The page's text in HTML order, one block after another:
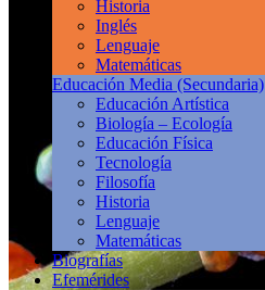
Historia
Inglés
Lenguaje
Matemáticas
Educación Media (Secundaria)
Educación Artística
Biología – Ecología
Educación Física
Tecnología
Filosofía
Historia
Lenguaje
Matemáticas
Biografías
Efemérides